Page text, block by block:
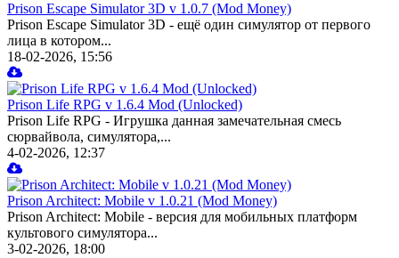
Prison Escape Simulator 3D v 1.0.7 (Mod Money)
Prison Escape Simulator 3D - ещё один симулятор от первого
лица в котором...
18-02-2026, 15:56
Prison Life RPG v 1.6.4 Mod (Unlocked)
Prison Life RPG - Игрушка данная замечательная смесь
сюрвайвола, симулятора,...
4-02-2026, 12:37
Prison Architect: Mobile v 1.0.21 (Mod Money)
Prison Architect: Mobile - версия для мобильных платформ
культового симулятора...
3-02-2026, 18:00